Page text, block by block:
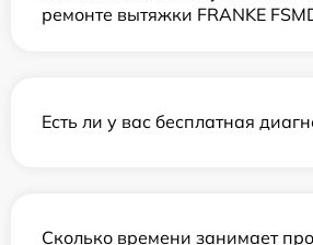
ремонте вытяжки FRANKE
Есть ли у вас бесплатная
Сколько времени занимает